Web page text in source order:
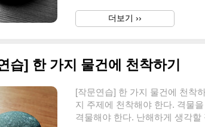
더보기 ››
습] 한 가지 물건에 천착하기
[작문연습] 한 가지 물건에 천착
지 주제에 천착해야 한다. 격물
격물해야 한다. 난해하게 생각